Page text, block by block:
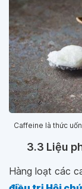
Caffeine là thức
3.3 Liệu
Hàng loạt các